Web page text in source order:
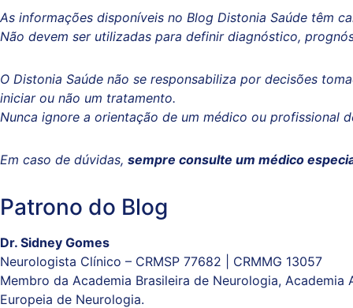
As informações disponíveis no Blog Distonia Saúde têm
Não devem ser utilizadas para definir diagnóstico,
O Distonia Saúde não se responsabiliza por decisões
iniciar ou não um tratamento.
Nunca ignore a orientação de um médico ou profissional
Em caso de dúvidas, sempre consulte um médico
Patrono do Blog
Dr. Sidney Gomes
Neurologista Clínico – CRMSP 77682 | CRMMG 13057
Membro da Academia Brasileira de Neurologia,
Europeia de Neurologia.